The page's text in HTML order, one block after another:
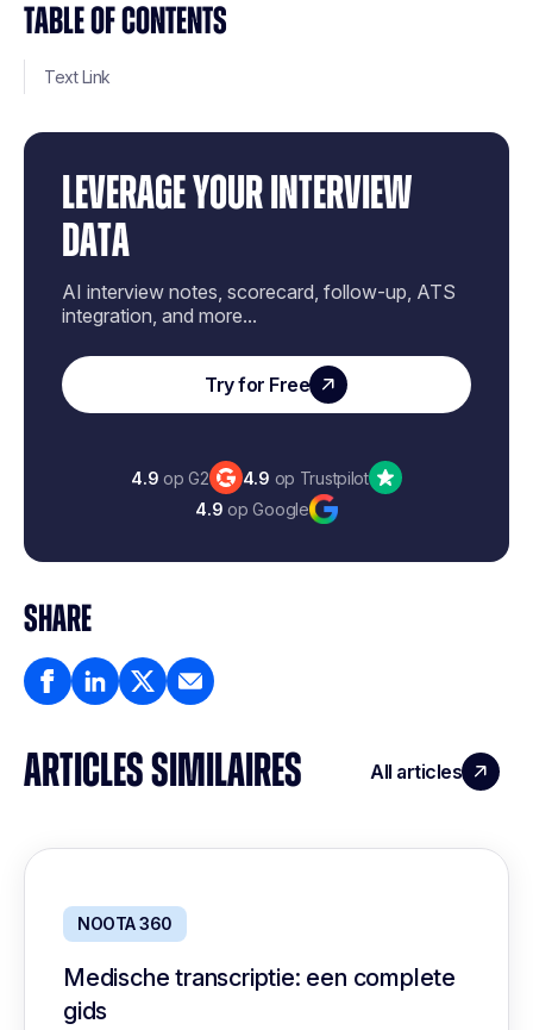
TABLE OF CONTENTS
Text Link
LEVERAGE YOUR INTERVIEW
DATA
AI interview notes, scorecard, follow-up, ATS
integration, and more...
Try for Free
4.9 op G2 4.9 op Trustpilot
4.9 op Google
SHARE
ARTICLES SIMILAIRES All articles
NOOTA 360
Medische transcriptie: een complete
gids